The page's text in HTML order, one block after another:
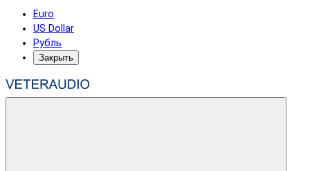
Euro
US Dollar
Рубль
Закрыть